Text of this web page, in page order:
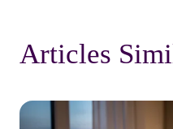
Articles